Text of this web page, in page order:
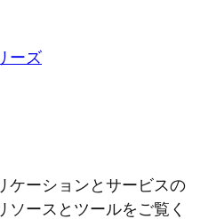
ーズ
ケーションとサービスの
ースとツールをご覧く